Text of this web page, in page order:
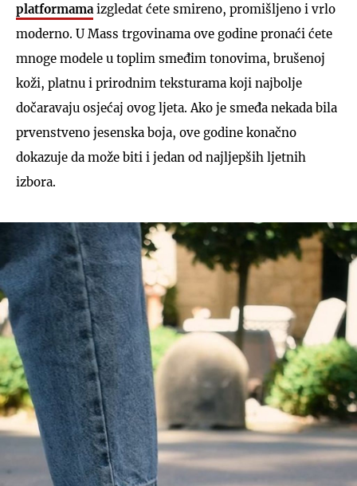
platformama izgledat ćete smireno, promišljeno i vrlo
moderno. U Mass trgovinama ove godine pronaći ćete
mnoge modele u toplim smeđim tonovima, brušenoj
koži, platnu i prirodnim teksturama koji najbolje
dočaravaju osjećaj ovog ljeta. Ako je smeđa nekada bila
prvenstveno jesenska boja, ove godine konačno
dokazuje da može biti i jedan od najljepših ljetnih
izbora.